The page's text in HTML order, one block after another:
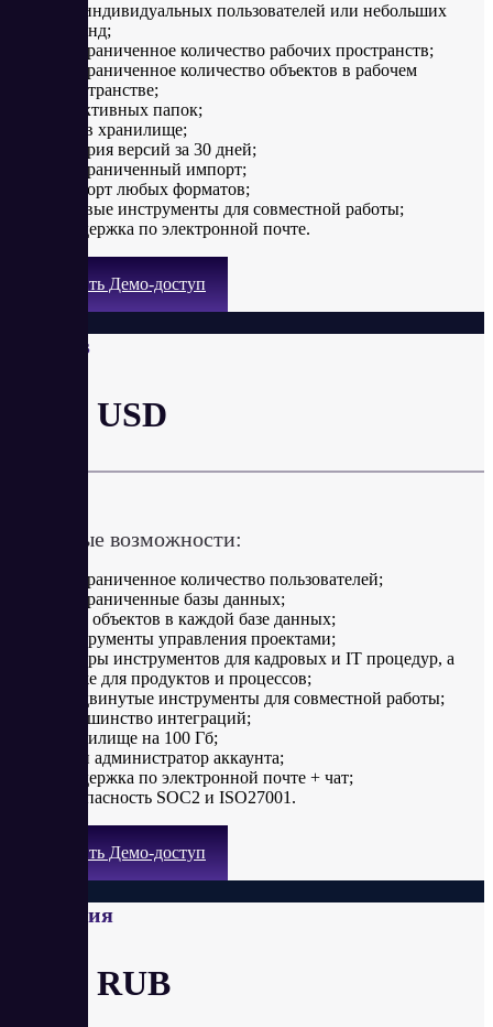
для индивидуальных пользователей или небольших
команд;
неограниченное количество рабочих пространств;
неограниченное количество объектов в рабочем
пространстве;
20 активных папок;
5Гб в хранилище;
история версий за 30 дней;
неограниченный импорт;
экспорт любых форматов;
базовые инструменты для совместной работы;
поддержка по электронной почте.
Получить Демо-доступ
Business
от 89 USD
Ключевые возможности:
неограниченное количество пользователей;
неограниченные базы данных;
5000 объектов в каждой базе данных;
инструменты управления проектами;
наборы инструментов для кадровых и IT процедур, а
также для продуктов и процессов;
продвинутые инструменты для совместной работы;
большинство интеграций;
хранилище на 100 Гб;
один администратор аккаунта;
поддержка по электронной почте + чат;
безопасность SOC2 и ISO27001.
Получить Демо-доступ
Компания
от 89 RUB